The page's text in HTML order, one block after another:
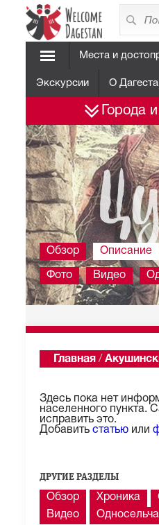
Места и
Экскурсии О
Города
Обзор Описание
Фото Видео
Главная /
Здесь пока нет
населенного пункта.
исправить это.
Добавить статьюили
ДРУГИЕ РАЗДЕЛЫ
Обзор Хроника
Видео